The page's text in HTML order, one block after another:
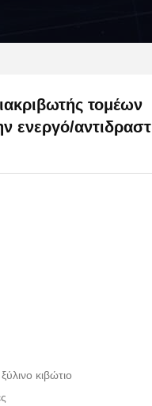
τομέων
ενεργό/
κιβώτιο